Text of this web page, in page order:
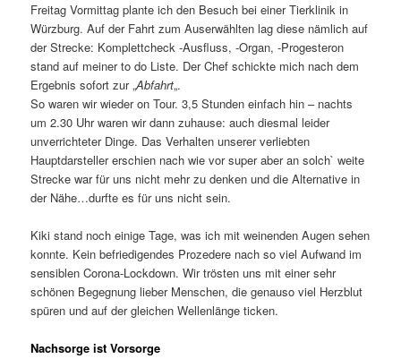
Freitag Vormittag plante ich den Besuch bei einer Tierklinik in
Würzburg. Auf der Fahrt zum Auserwählten lag diese nämlich auf
der Strecke: Komplettcheck -Ausfluss, -Organ, -Progesteron
stand auf meiner to do Liste. Der Chef schickte mich nach dem
Ergebnis sofort zur „Abfahrt„.
So waren wir wieder on Tour. 3,5 Stunden einfach hin – nachts
um 2.30 Uhr waren wir dann zuhause: auch diesmal leider
unverrichteter Dinge. Das Verhalten unserer verliebten
Hauptdarsteller erschien nach wie vor super aber an solch` weite
Strecke war für uns nicht mehr zu denken und die Alternative in
der Nähe…durfte es für uns nicht sein.
Kiki stand noch einige Tage, was ich mit weinenden Augen sehen
konnte. Kein befriedigendes Prozedere nach so viel Aufwand im
sensiblen Corona-Lockdown. Wir trösten uns mit einer sehr
schönen Begegnung lieber Menschen, die genauso viel Herzblut
spüren und auf der gleichen Wellenlänge ticken.
Nachsorge ist Vorsorge